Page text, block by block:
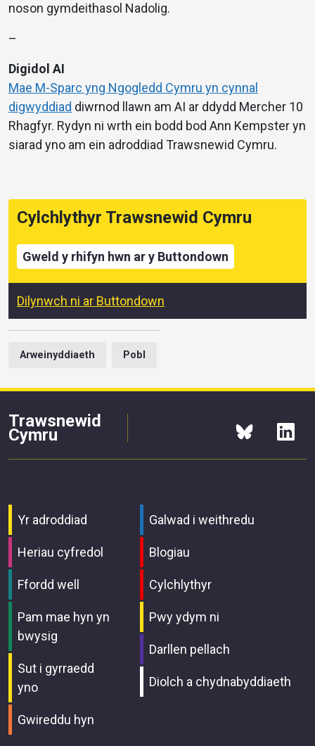
noson gymdeithasol Nadolig.
–
Digidol AI
Mae M-Sparc yng Ngogledd Cymru yn cynnal
digwyddiad diwrnod llawn am AI ar ddydd Mercher 10
Rhagfyr. Rydyn ni wrth ein bodd bod Ann Kempster yn
siarad yno am ein adroddiad Trawsnewid Cymru.
Cylchlythyr Trawsnewid Cymru
Gweld y rhifyn hwn ar y Buttondown
Dilynwch ni ar Buttondown
Arweinyddiaeth Pobl
Trawsnewid
Cymru
Yr adroddiad
Heriau cyfredol
Ffordd well
Pam mae hyn yn
bwysig
Sut i gyrraedd
yno
Gwireddu hyn
Galwad i weithredu
Blogiau
Cylchlythyr
Pwy ydym ni
Darllen pellach
Diolch a chydnabyddiaeth